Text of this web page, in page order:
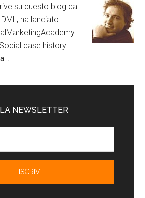
su questo blog dal
ha lanciato
case history
NEWSLETTER